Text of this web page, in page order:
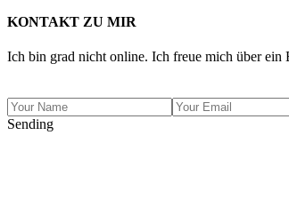
KONTAKT ZU MIR
Ich bin grad nicht online. Ich freue mich über ein
Sending